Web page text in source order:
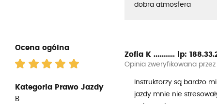
dobra atmosfera
Ocena ogólna
Kategoria Prawo Jazdy
B
Zofia K ........... ip:
Opinia zweryfikowana
Instruktorzy są bardzo
jazdy mnie nie